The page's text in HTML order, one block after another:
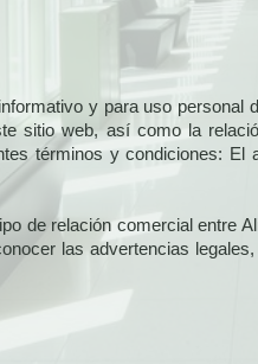
y para uso personal
sitio web, así como la
términos y condiciones: El
de relación comercial entre
las advertencias